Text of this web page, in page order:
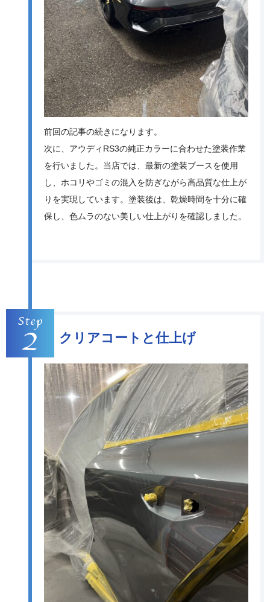
前回の記事の続きになります。
次に、アウディRS3の純正カラーに合わせた塗装作業
を行いました。当店では、最新の塗装ブースを使用
し、ホコリやゴミの混入を防ぎながら高品質な仕上が
りを実現しています。塗装後は、乾燥時間を十分に確
保し、色ムラのない美しい仕上がりを確認しました。
クリアコートと仕上げ